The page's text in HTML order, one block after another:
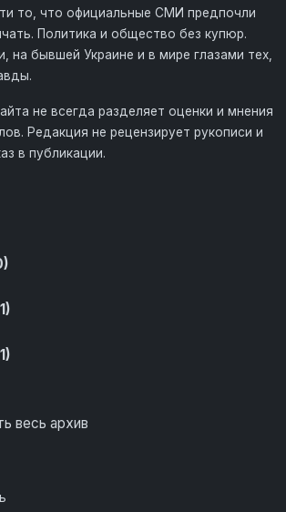
то, что официальные СМИ предпочли
Политика и общество без купюр.
на бывшей Украине и в мире глазами тех,
не всегда разделяет оценки и мнения
Редакция не рецензирует рукописи и
в публикации.
весь архив